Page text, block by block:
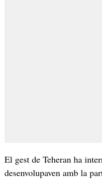
El gest de Teheran ha
desenvolupaven amb la